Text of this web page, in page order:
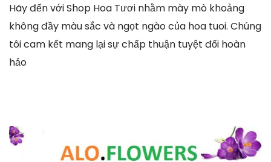
Hãy đến với Shop Hoa Tươi nhằm mày mò khoảng
không đầy màu sắc và ngọt ngào của hoa tuoi. Chúng
tôi cam kết mang lại sự chấp thuận tuyệt đối hoàn
hảo